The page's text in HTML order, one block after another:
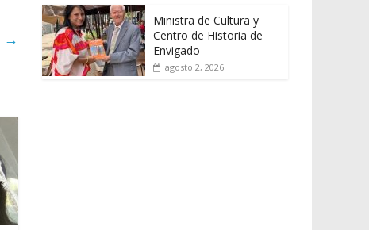
→
Ministra de Cultura y
Centro de Historia de
Envigado
agosto 2, 2026